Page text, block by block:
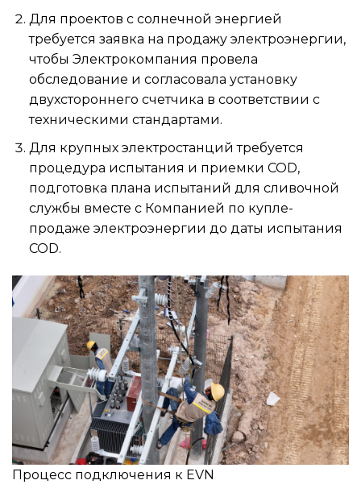
Для проектов с солнечной энергией
требуется заявка на продажу электроэнергии,
чтобы Электрокомпания провела
обследование и согласовала установку
двухстороннего счетчика в соответствии с
техническими стандартами.
Для крупных электростанций требуется
процедура испытания и приемки COD,
подготовка плана испытаний для сливочной
службы вместе с Компанией по купле-
продаже электроэнергии до даты испытания
COD.
Процесс подключения к EVN